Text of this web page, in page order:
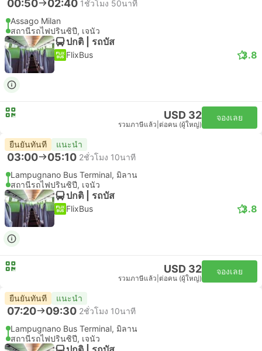
00:50 02:40 1ชั่วโมง 50นาที
Assago Milan
สถานีรถไฟปรินซิปี, เจนัว
ปกติ | รถบัส
FlixBus 3.8
USD 32
รวมภาษีแล้ว ต่อคน (ผู้ใหญ่)
จองเลย
ยืนยันทันที แนะนำ
03:00 05:10 2ชั่วโมง 10นาที
Lampugnano Bus Terminal, มิลาน
สถานีรถไฟปรินซิปี, เจนัว
ปกติ | รถบัส
FlixBus 3.8
USD 32
รวมภาษีแล้ว ต่อคน (ผู้ใหญ่)
จองเลย
ยืนยันทันที แนะนำ
07:20 09:30 2ชั่วโมง 10นาที
Lampugnano Bus Terminal, มิลาน
สถานีรถไฟปรินซิปี, เจนัว